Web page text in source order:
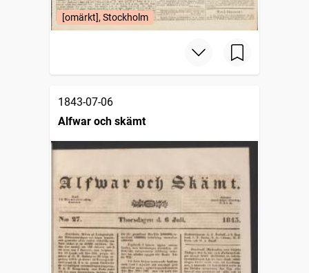
[omärkt], Stockholm
1843-07-06
Alfwar och skämt